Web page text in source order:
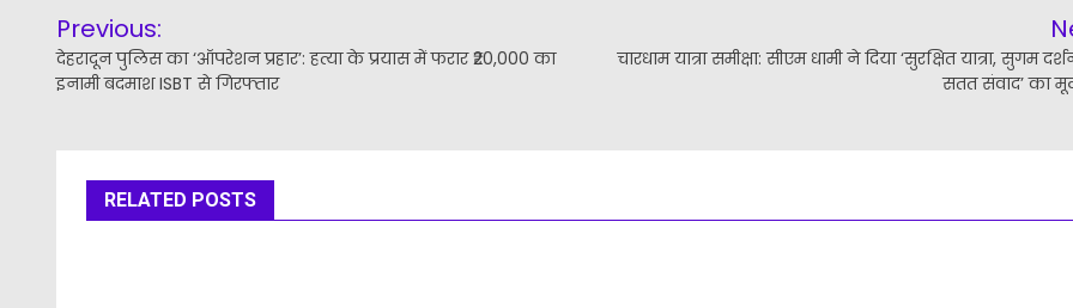
navigation
Previous:
देहरादून पुलिस का ‘ऑपरेशन प्रहार’: हत्या के प्रयास में फरार ₹20,000 का
इनामी बदमाश ISBT से गिरफ्तार
चारधाम यात्रा समीक्षा: सीएम धामी ने दिया ‘सुरक्षित यात्रा, सुगम
सतत संवाद’ का
RELATED POSTS